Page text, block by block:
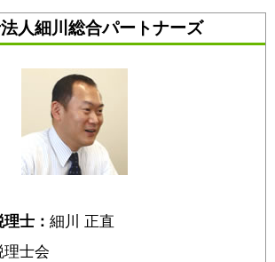
人細川総合パートナーズ
士： 細川 正直
理士会